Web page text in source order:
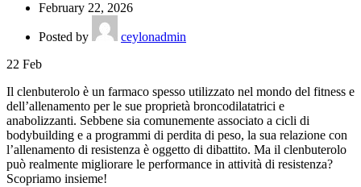
February 22, 2026
Posted by
ceylonadmin
22 Feb
Il clenbuterolo è un farmaco spesso utilizzato nel mondo del fitness e
dell’allenamento per le sue proprietà broncodilatatrici e
anabolizzanti. Sebbene sia comunemente associato a cicli di
bodybuilding e a programmi di perdita di peso, la sua relazione con
l’allenamento di resistenza è oggetto di dibattito. Ma il clenbuterolo
può realmente migliorare le performance in attività di resistenza?
Scopriamo insieme!